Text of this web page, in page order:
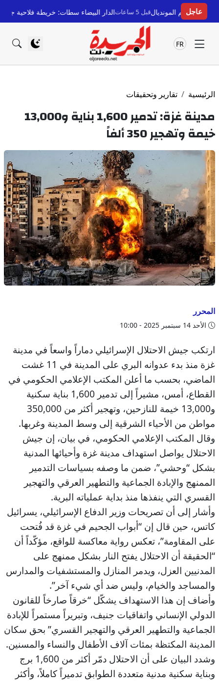
عاجل
قبل 5 ساعات الدار البيضاء سطات: خريطة فلاحية جهوية جديدة
FR
الرئيسية تقارير وتحقيقات
مدينة غزة: تدمير 1,600 بناية و13,000
خيمة وتهجير 350 ألفاً
المحرر
الأحد 14 سبتمبر 2025 - 10:00
ارتكب جيش الاحتلال الإسرائيلي دماراً واسعاً في مدينة
غزة منذ بدء عدوانه البري على المدينة في 11 غشت
الماضي، بحسب ما أعلن المكتب الإعلامي الحكومي في
القطاع، أمس، مشيراً إلى تدمير 1,600 بناية سكنية
و13,000 خيمة للنازحين، وتهجير أكثر من 350,000
مواطن من الأحياء الشرقية إلى وسط المدينة وغربها.
وقال المكتب الإعلامي الحكومي، في بيان، إن جيش
الاحتلال يواصل استهداف مدينة غزة وأحيائها المدنية
بشكل “وحشي”، ضمن ما وصفه بسياسات التدمير
الممنهج والإبادة الجماعية والتطهير العرقي والتهجير
القسري التي ينفذها منذ بداية عملياته البرية.
وأشار إلى أن تصريحات وزير الدفاع الإسرائيلي، يسرائيل
كاتس، حين قال إن “أبواب الجحيم في غزة قد فُتحت
على المقاومة”، تعكس رواية معاكسة للواقع، مؤكّداً أن
“الحقيقة أن الاحتلال يفتح النار بشكل ممنهج على
المدنيين العزل، ويدمر المنازل والمستشفيات والمدارس
والمساجد والخيام، وليس ضد أي شيء آخر”.
وأضاف إن هذا الاستهداف يشكّل “خرقاً صارخاً للقانون
الدولي الإنساني واتفاقيات جنيف، وتبريراً مستمراً للإبادة
الجماعية والتطهير العرقي والتهجير القسري” بحق سكان
المدينة المكتظة بمئات آلاف الأطفال والنساء والمسنين.
وشدد البيان على أن الاحتلال دمّر أكثر من 1,600 برج
وبناية سكنية مدنية متعددة الطوابق تدميراً كاملاً، وأكثر